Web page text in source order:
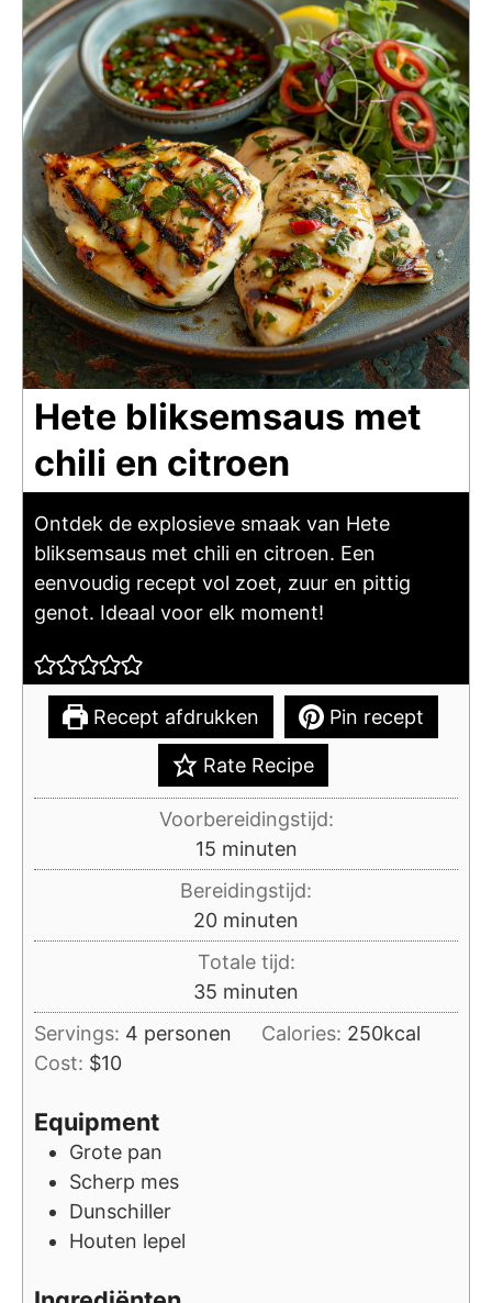
Hete bliksemsaus met
chili en citroen
Ontdek de explosieve smaak van Hete
bliksemsaus met chili en citroen. Een
eenvoudig recept vol zoet, zuur en pittig
genot. Ideaal voor elk moment!
Recept afdrukken Pin recept
Rate Recipe
Voorbereidingstijd:
15minuten
minuten
Bereidingstijd:
20minuten
minuten
Totale tijd:
35 minuten
minuten
Servings: 4 personen Calories: 250kcal
Cost: $10
Equipment
Grote pan
Scherp mes
Dunschiller
Houten lepel